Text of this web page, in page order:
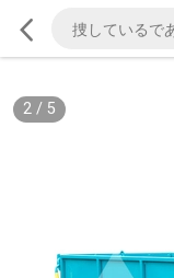
2/ 5